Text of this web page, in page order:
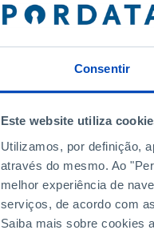
Consentir
Este website utiliza
Utilizamos, por definição,
através do mesmo. Ao
melhor experiência de
serviços, de acordo com
Saiba mais sobre cookies
2010
2013
2014
2015
2017
2018
2019
2020